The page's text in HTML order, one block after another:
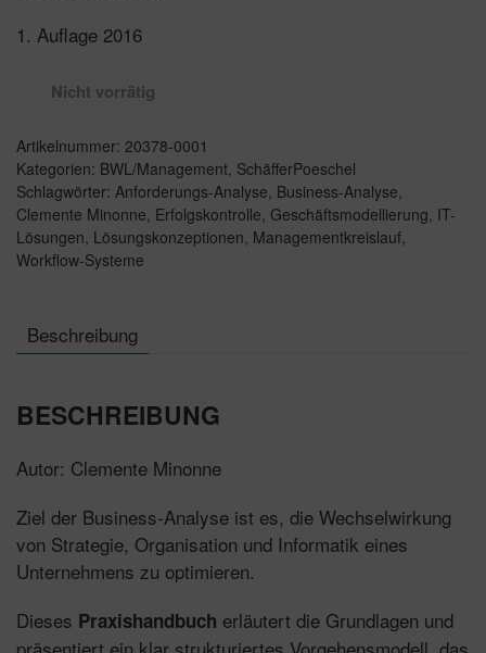
1. Auflage 2016
Nicht vorrätig
Artikelnummer: 20378-0001
Kategorien: BWL/Management SchäfferPoeschel
Schlagwörter: Anforderungs-Analyse Business-Analyse
Clemente Minonne Erfolgskontrolle Geschäftsmodellierung IT-
Lösungen Lösungskonzeptionen Managementkreislauf
Workflow-Systeme
Beschreibung
BESCHREIBUNG
Autor: Clemente Minonne
Ziel der Business-Analyse ist es, die Wechselwirkung
von Strategie, Organisation und Informatik eines
Unternehmens zu optimieren.
Dieses Praxishandbuch erläutert die Grundlagen und